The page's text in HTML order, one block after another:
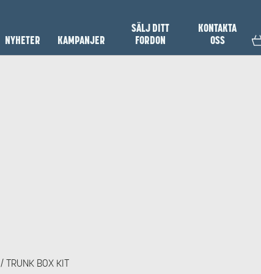
NYHETER KAMPANJER
SÄLJ DITT
FORDON
KONTAKTA
OSS
/ TRUNK BOX KIT